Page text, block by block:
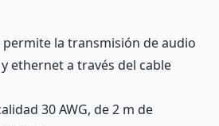
permite la transmisión de audio
ethernet a través del cable
30 AWG, de 2 m de